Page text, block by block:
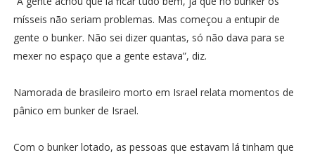
mísseis não seriam problemas. Mas começou a entupir de
gente o bunker. Não sei dizer quantas, só não dava para se
mexer no espaço que a gente estava”, diz.
Namorada de brasileiro morto em Israel relata momentos de
pânico em bunker de Israel.
Com o bunker lotado, as pessoas que estavam lá tinham que